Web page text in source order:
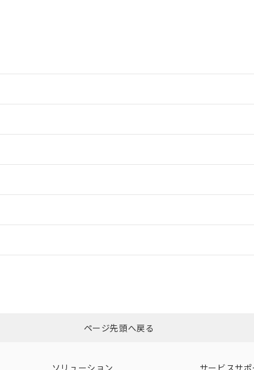
ダウンロードはこちら
（日本
（アメリカ
ページ先頭へ戻る
ソリューション サービスサ